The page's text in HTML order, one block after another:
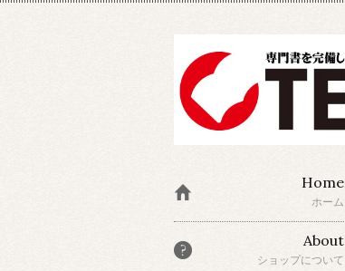
Home
ホーム
About
ショップについて